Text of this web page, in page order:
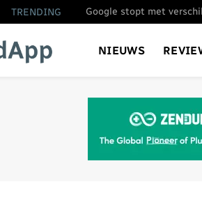
TRENDING
NIEUWS